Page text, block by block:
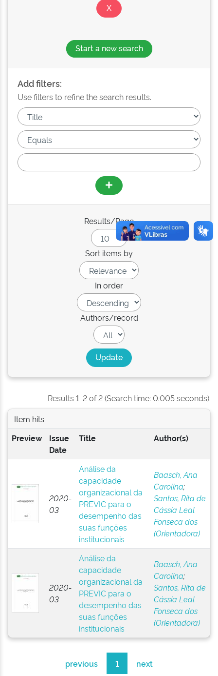
Start a new search
Add filters:
Use filters to refine the search results.
Results/Page
Sort items by
In order
Authors/record
Results 1-2 of 2 (Search time: 0.005 seconds).
Item hits:
Preview
Issue
Date
Title Author(s)
2020-
03
Análise da
capacidade
organizacional da
PREVIC para o
desempenho das
suas funções
institucionais
Baasch, Ana
Carolina;
Santos, Rita de
Cássia Leal
Fonseca dos
(Orientadora)
2020-
03
Análise da
capacidade
organizacional da
PREVIC para o
desempenho das
suas funções
institucionais
Baasch, Ana
Carolina;
Santos, Rita de
Cássia Leal
Fonseca dos
(Orientadora)
previous 1 next